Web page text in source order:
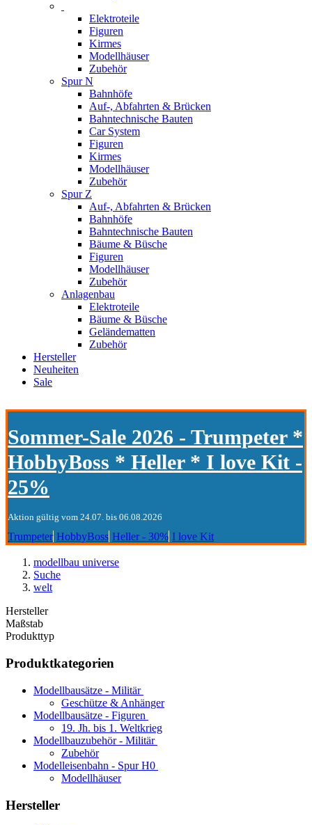
Elektroteile
Figuren
Kirmes
Modellhäuser
Zubehör
Spur N
Bahnhöfe
Auf-, Abfahrten & Brücken
Bahntechnische Bauten
Car System
Figuren
Kirmes
Modellhäuser
Zubehör
Spur Z
Auf-, Abfahrten & Brücken
Bahnhöfe
Bahntechnische Bauten
Bäume & Büsche
Figuren
Modellhäuser
Zubehör
Anlagenbau
Elektroteile
Bäume & Büsche
Geländematten
Zubehör
Hersteller
Neuheiten
Sale
Sommer-Sale 2026 - Trumpeter *
HobbyBoss * Heller * I love Kit -
25%
Aktion gültig vom 24.07. bis 06.08.2026
Trumpeter HobbyBoss Heller - 30% I love Kit
modellbau universe
Suche
welt
Hersteller
Maßstab
Produkttyp
Produktkategorien
Modellbausätze - Militär
Geschütze & Anhänger
Modellbausätze - Figuren
19. Jh. bis 1. Weltkrieg
Modellbauzubehör - Militär
Zubehör
Modelleisenbahn - Spur H0
Modellhäuser
Hersteller